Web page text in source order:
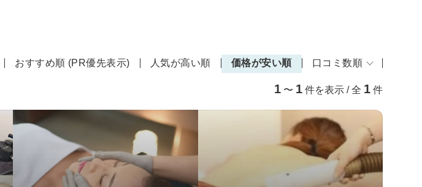
おすすめ順 (PR優先表示) 人気が高い順 価格が安い順 口コミ数順
1 〜 1 件を表示 / 全 1 件